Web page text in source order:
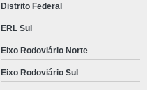
Distrito Federal
ERL Sul
Eixo Rodoviário Norte
Eixo Rodoviário Sul